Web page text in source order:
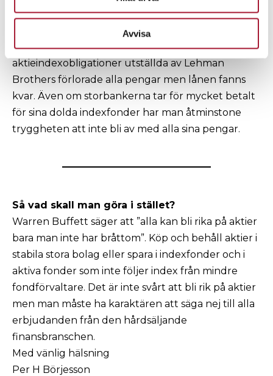
Avvisa
rådgivningsföretaget Acta stora helsidesannonser
om ”varför man skulle komma till dem i stället”. De
som följde deras råd och köpte belånade
aktieindexobligationer utställda av Lehman
Brothers förlorade alla pengar men lånen fanns
kvar. Även om storbankerna tar för mycket betalt
för sina dolda indexfonder har man åtminstone
tryggheten att inte bli av med alla sina pengar.
Så vad skall man göra i stället?
Warren Buffett säger att ”alla kan bli rika på aktier
bara man inte har bråttom”. Köp och behåll aktier i
stabila stora bolag eller spara i indexfonder och i
aktiva fonder som inte följer index från mindre
fondförvaltare. Det är inte svårt att bli rik på aktier
men man måste ha karaktären att säga nej till alla
erbjudanden från den hårdsäljande
finansbranschen.
Med vänlig hälsning
Per H Börjesson